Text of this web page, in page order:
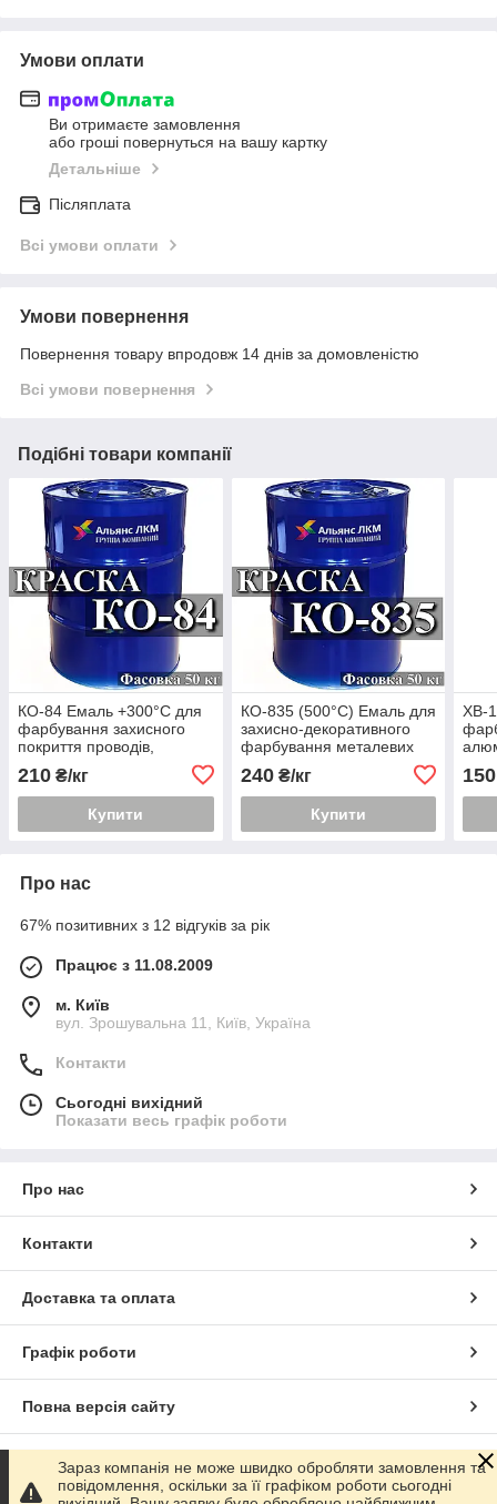
Умови оплати
Ви отримаєте замовлення
або гроші повернуться на вашу картку
Детальніше
Післяплата
Всі умови оплати
Умови повернення
Повернення товару впродовж 14 днів за домовленістю
Всі умови повернення
Подібні товари компанії
КО-84 Емаль +300°С для
фарбування захисного
покриття проводів,
кабелів, виробів із сталі і
алюмінієвих сплавів
210 ₴/кг
Купити
КО-835 (500°С) Емаль для
захисно-декоративного
фарбування металевих
240₴/кг
Купити
ХВ-
150
Про нас
67% позитивних з 12 відгуків за рік
Працює з 11.08.2009
м. Київ
вул. Зрошувальна 11, Київ, Україна
Контакти
Сьогодні вихідний
Показати весь графік роботи
Про нас
Контакти
Доставка та оплата
Графік роботи
Повна версія сайту
Сайт створено на маркетплейсі Prom.ua
Зараз компанія не може швидко обробляти замовлення та
повідомлення, оскільки за її графіком роботи сьогодні